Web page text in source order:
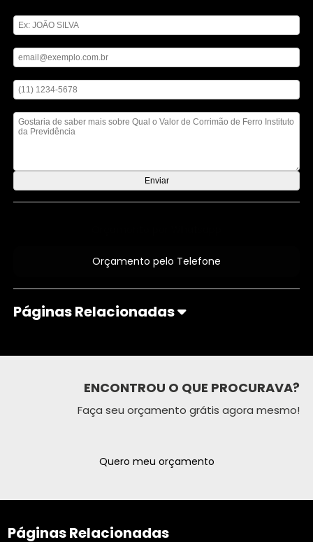
Orçamento pelo Telefone
Páginas Relacionadas
ENCONTROU O QUE PROCURAVA?
Faça seu orçamento grátis agora mesmo!
Quero meu orçamento
Páginas Relacionadas